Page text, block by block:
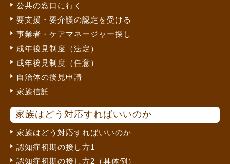
公共の窓口に行く
要支援・要介護の認定を受ける
事業者・ケアマネージャー探し
成年後見制度（法定）
成年後見制度（任意）
自治体の後見申請
家族信託
家族はどう対応すればいいのか
家族はどう対応すればいいのか
認知症初期の接し方1
認知症初期の接し方2（具体例）